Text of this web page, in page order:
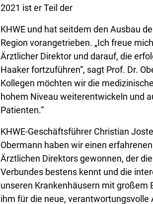
2021 ist er Teil der
KHWE und hat seitdem den Ausbau
Region vorangetrieben. „Ich freue
Ärztlicher Direktor und darauf, die
Haaker fortzuführen“, sagt Prof. Dr.
Kollegen möchten wir die
hohem Niveau weiterentwickeln und
Patienten.“
KHWE-Geschäftsführer Christian
Obermann haben wir einen
Ärztlichen Direktors gewonnen, der
Verbundes bestens kennt und die
unseren Krankenhäusern mit großem
ihm für die neue, verantwortungsvolle